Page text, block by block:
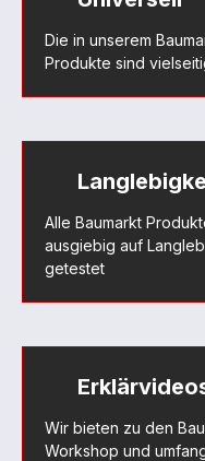
Die in unserem
Produkte sind
Alle Baumarkt
ausgiebig auf
getestet
Wir bieten zu den
Workshop und